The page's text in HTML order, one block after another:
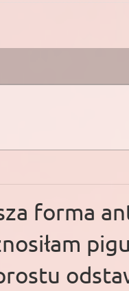
forma